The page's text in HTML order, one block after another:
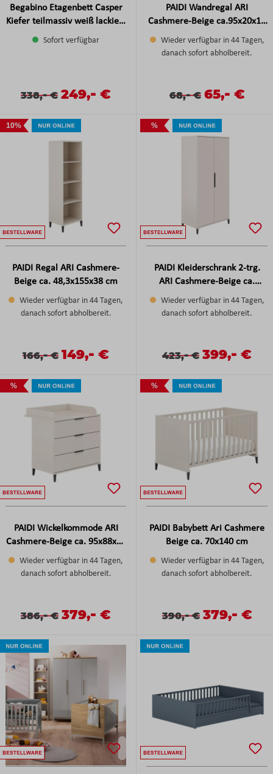
Begabino Etagenbett Casper
Kiefer teilmassiv weiß lackiert
ca. 97x140x207 cm inkl.
Sofort verfügbar
Verkaufspreis:
Regulärer Preis:
338,-€ Verkaufspreis:
249,- €
PAIDI Wandregal ARI
Cashmere-Beige ca.95x20x19
cm
Wieder verfügbar in 44 Tagen,
danach sofort abholbereit.
Verkaufspreis:
Regulärer Preis:
68,-€ 65,- €
10%
PAIDI Regal ARI Cashmere-
Beige ca. 48,3x155x38 cm
Wieder verfügbar in 44 Tagen,
danach sofort abholbereit.
Verkaufspreis:
Regulärer Preis:
166,-€ Verkaufspreis:
149,- €
%
PAIDI Kleiderschrank 2-trg.
ARI Cashmere-Beige ca.
94x195x53 cm
Wieder verfügbar in 44 Tagen,
danach sofort abholbereit.
Verkaufspreis:
Regulärer Preis:
423,-€ 399,- €
%
PAIDI Wickelkommode ARI
Cashmere-Beige ca. 95x88x53
cm
Wieder verfügbar in 44 Tagen,
danach sofort abholbereit.
Verkaufspreis:
Regulärer Preis:
386,-€ Verkaufspreis:
379,- €
%
PAIDI Babybett Ari Cashmere
Beige ca. 70x140 cm
Wieder verfügbar in 44 Tagen,
danach sofort abholbereit.
Verkaufspreis:
Regulärer Preis:
390,-€ 379,- €